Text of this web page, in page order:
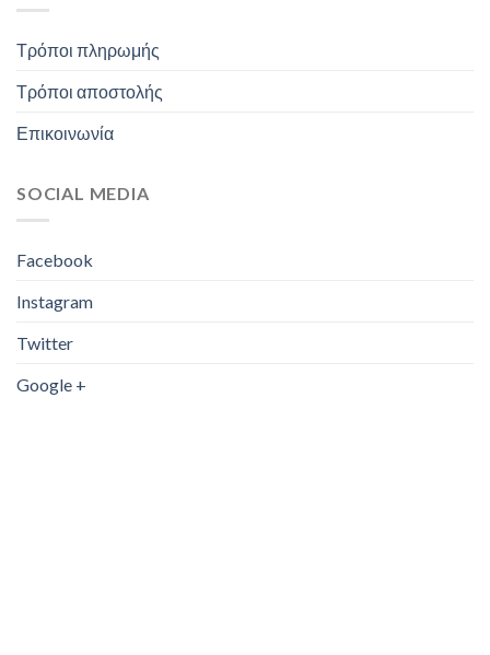
Τρόποι πληρωμής
Τρόποι αποστολής
Επικοινωνία
SOCIAL MEDIA
Facebook
Instagram
Twitter
Google +